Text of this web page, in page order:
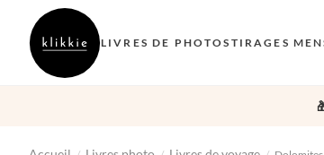
LIVRES DE PHOTOS TIRAGES